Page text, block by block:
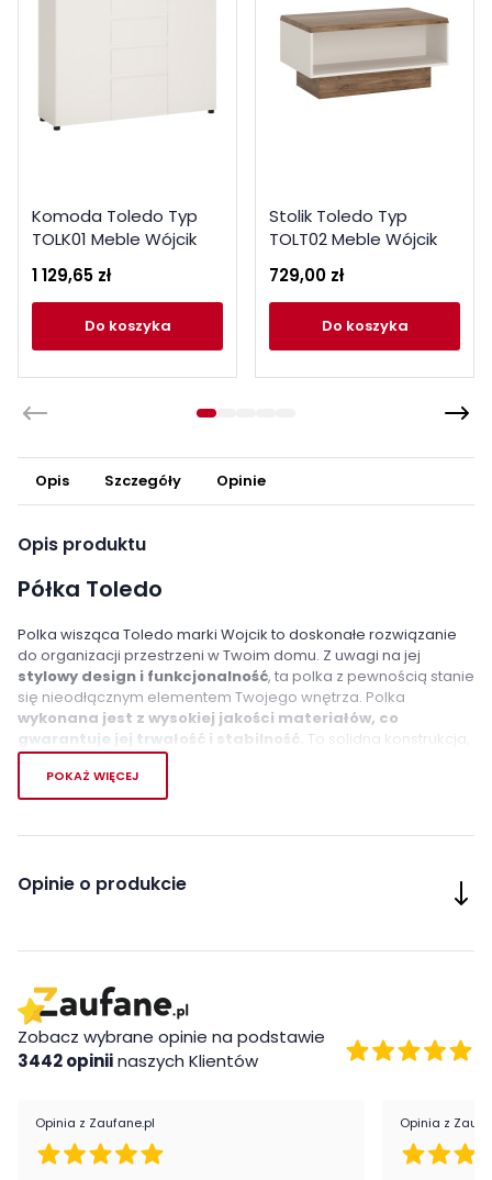
Komoda Toledo Typ
TOLK01 Meble Wójcik
1 129,65 zł
do koszyka
Stolik Toledo Typ
TOLT02 Meble Wójcik
729,00 zł
do koszyka
Opis Szczegóły Opinie
Opis produktu
Półka Toledo
Polka wisząca Toledo marki Wojcik to doskonałe rozwiązanie
do organizacji przestrzeni w Twoim domu. Z uwagi na jej
stylowy design i funkcjonalność, ta polka z pewnością stanie
się nieodłącznym elementem Twojego wnętrza. Polka
wykonana jest z wysokiej jakości materiałów, co
gwarantuje jej trwałość i stabilność. To solidna konstrukcja,
która utrzyma wiele rzeczy, a jednocześnie prezentuje się
elegancko i nowocześnie. Jej kolorystyka jest uniwersalna, co
sprawia, że pasuje do wielu rodzajów wnętrz.
montaż na dowolnej wysokości
Montaż
Półka Toledo firmy Meble Wójcik jest oryginalnie zapakowana w
POKAŻ WIĘCEJ
Opinie o produkcie
Zobacz wybrane opinie na podstawie
3442 opiniinaszych Klientów
Opinia z Zaufane.pl Opinia z